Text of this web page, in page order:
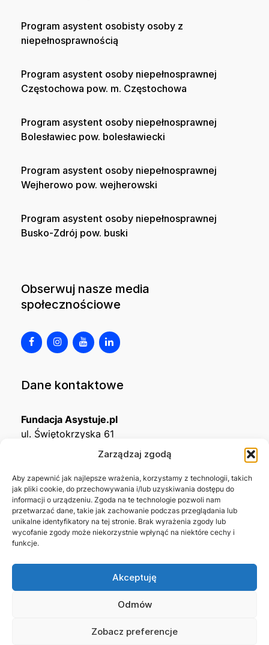
Zarządzaj zgodą
Aby zapewnić jak najlepsze wrażenia, korzystamy z technologii, takich
jak pliki cookie, do przechowywania i/lub uzyskiwania dostępu do
informacji o urządzeniu. Zgoda na te technologie pozwoli nam
przetwarzać dane, takie jak zachowanie podczas przeglądania lub
unikalne identyfikatory na tej stronie. Brak wyrażenia zgody lub
wycofanie zgody może niekorzystnie wpłynąć na niektóre cechy i
funkcje.
Akceptuję
Odmów
Zobacz preferencje
Program asystent osobisty osoby z
niepełnosprawnością
Program asystent osoby niepełnosprawnej
Częstochowa pow. m. Częstochowa
Program asystent osoby niepełnosprawnej
Bolesławiec pow. bolesławiecki
Program asystent osoby niepełnosprawnej
Wejherowo pow. wejherowski
Program asystent osoby niepełnosprawnej
Busko-Zdrój pow. buski
Obserwuj nasze media
społecznościowe
Dane kontaktowe
Fundacja Asystuje.pl
ul. Świętokrzyska 61
KRS0001215994
NIP5492488380
REGON543667703
Nr konta bankowego